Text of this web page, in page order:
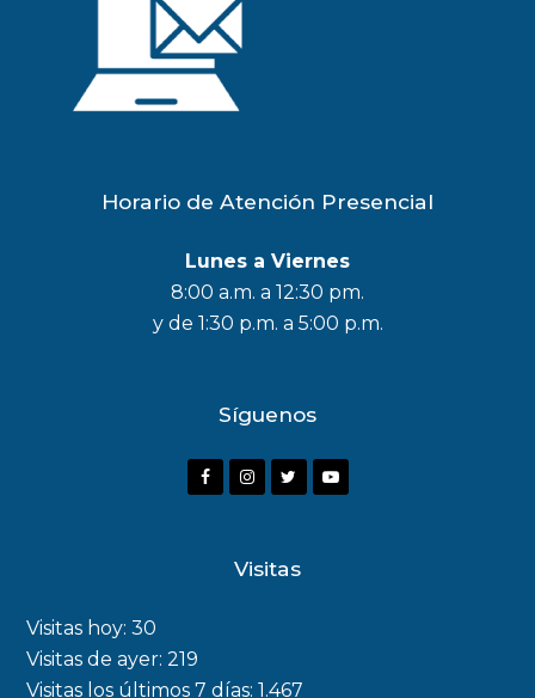
Horario de Atención Presencial
Lunes a Viernes
8:00 a.m. a 12:30 pm.
y de 1:30 p.m. a 5:00 p.m.
Síguenos
F
o
I
r
Y
Visitas
Visitas hoy:30
Visitas de ayer:219
Visitas los últimos 7 días:1.467